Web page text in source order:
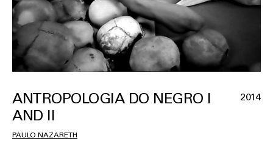
ANTROPOLOGIA DO NEGRO I
AND II
2014
PAULO NAZARETH